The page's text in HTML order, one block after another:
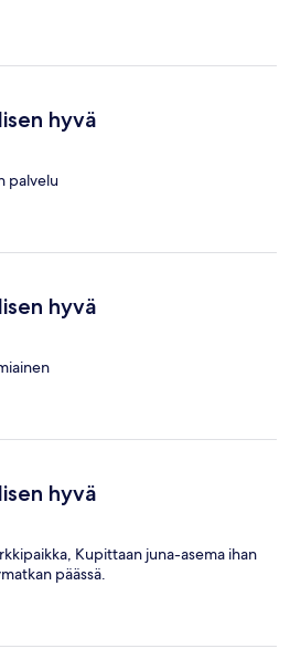
hyvä
palvelu
hyvä
hyvä
Kupittaan juna-asema ihan
päässä.